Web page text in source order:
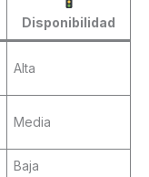
Disponibilidad
Alta
Media
Baja